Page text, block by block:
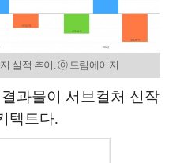
실적 추이. ⓒ 드림에이지
과물이 서브컬처 신작
텍트다.